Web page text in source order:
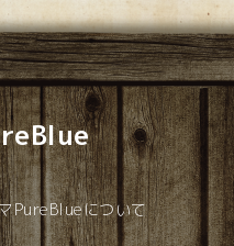
PureBlueについて